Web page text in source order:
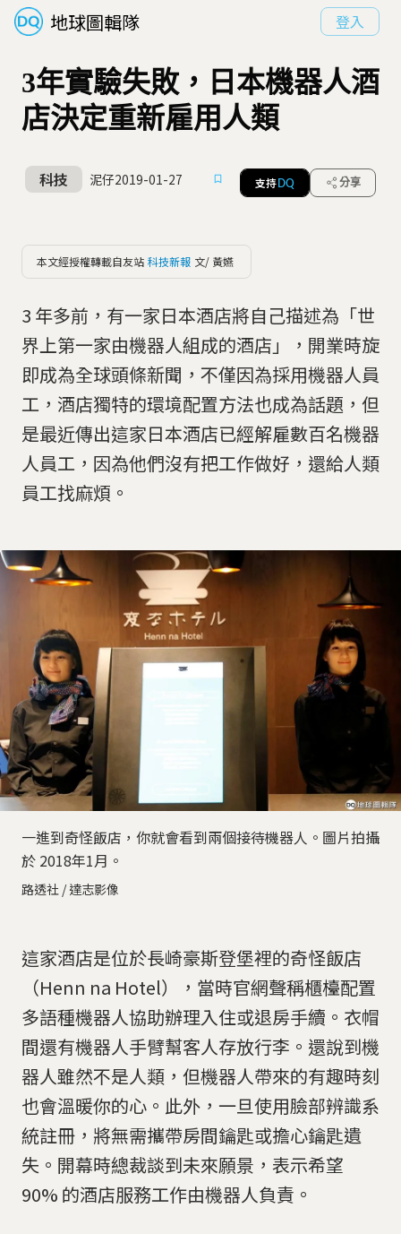
地球圖輯隊 登入
3年實驗失敗，日本機器人酒
店決定重新雇用人類
科技 泥仔2019-01-27 支持 DQ 分享
本文經授權轉載自友站 科技新報 文/ 黃嬿
3 年多前，有一家日本酒店將自己描述為「世
界上第一家由機器人組成的酒店」，開業時旋
即成為全球頭條新聞，不僅因為採用機器人員
工，酒店獨特的環境配置方法也成為話題，但
是最近傳出這家日本酒店已經解雇數百名機器
人員工，因為他們沒有把工作做好，還給人類
員工找麻煩。
一進到奇怪飯店，你就會看到兩個接待機器人。圖片拍攝
於 2018年1月。
路透社 / 達志影像
這家酒店是位於長崎豪斯登堡裡的奇怪飯店
（Henn na Hotel），當時官網聲稱櫃檯配置
多語種機器人協助辦理入住或退房手續。衣帽
間還有機器人手臂幫客人存放行李。還說到機
器人雖然不是人類，但機器人帶來的有趣時刻
也會溫暖你的心。此外，一旦使用臉部辨識系
統註冊，將無需攜帶房間鑰匙或擔心鑰匙遺
失。開幕時總裁談到未來願景，表示希望
90% 的酒店服務工作由機器人負責。